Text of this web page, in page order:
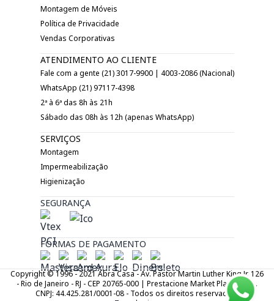
Montagem de Móveis
Política de Privacidade
Vendas Corporativas
ATENDIMENTO AO CLIENTE
Fale com a gente (21) 3017-9900 | 4003-2086 (Nacional)
WhatsApp (21) 97117-4398
2ª à 6ª das 8h às 21h
Sábado das 08h às 12h (apenas WhatsApp)
SERVIÇOS
Montagem
Impermeabilização
Higienização
SEGURANÇA
FORMAS DE PAGAMENTO
Copyright © 1996 - 2021 Abra Casa - Av. Pastor Martin Luther King Jr. 126
- Rio de Janeiro - RJ - CEP 20765-000 | Prestacione Market Place LTDA.
CNPJ: 44.425.281/0001-08 - Todos os direitos reservados.